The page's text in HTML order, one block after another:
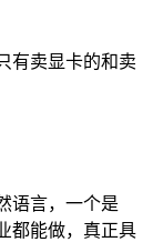
有卖显卡的和卖
语言，一个是
都能做，真正具